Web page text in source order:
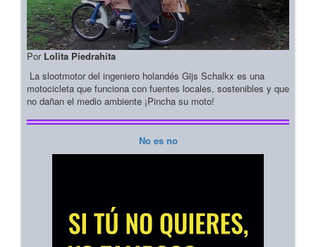
Por Lolita Piedrahita
La slootmotor del ingeniero holandés Gijs Schalkx es una
motocicleta que funciona con fuentes locales, sostenibles y que
no dañan el medio ambiente ¡Pincha su moto!
No es no